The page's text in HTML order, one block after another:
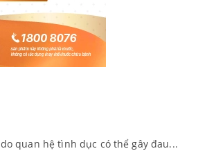
quan hệ tình dục có thể gây đau...